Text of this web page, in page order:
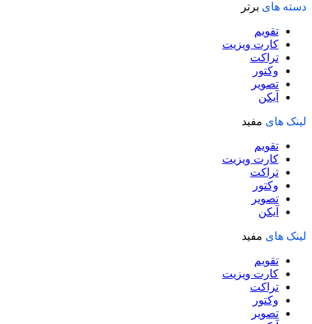
دسته های برتر
تقویم
کارت ویزیت
تراکت
وکتور
تصویر
آیکن
لینک های مفید
تقویم
کارت ویزیت
تراکت
وکتور
تصویر
آیکن
لینک های مفید
تقویم
کارت ویزیت
تراکت
وکتور
تصویر